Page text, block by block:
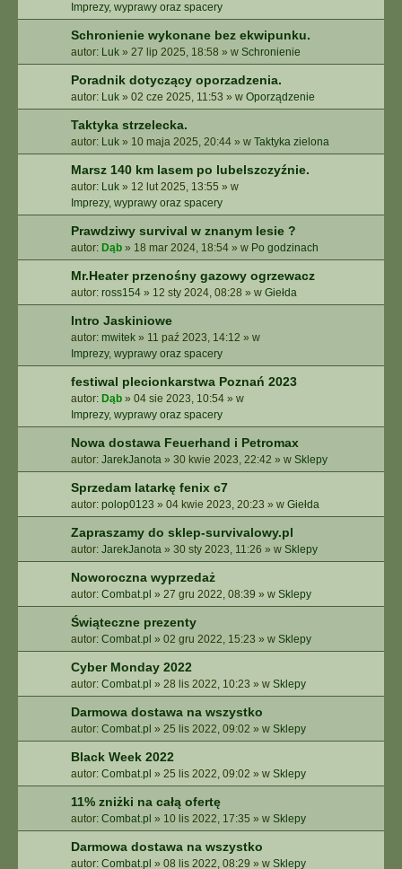
Z
W
Imprezy, wyprawy oraz spacery
Schronienie wykonane bez ekwipunku.
autor: Luk » 27 lip 2025, 18:58 » w Schronienie
Poradnik dotyczący oporzadzenia.
autor: Luk » 02 cze 2025, 11:53 » w Oporządzenie
Taktyka strzelecka.
autor: Luk » 10 maja 2025, 20:44 » w Taktyka zielona
Marsz 140 km lasem po lubelszczyźnie.
autor: Luk » 12 lut 2025, 13:55 » w
Imprezy, wyprawy oraz spacery
Prawdziwy survival w znanym lesie ?
autor: Dąb » 18 mar 2024, 18:54 » w Po godzinach
Mr.Heater przenośny gazowy ogrzewacz
autor: ross154 » 12 sty 2024, 08:28 » w Giełda
Intro Jaskiniowe
autor: mwitek » 11 paź 2023, 14:12 » w
Imprezy, wyprawy oraz spacery
festiwal plecionkarstwa Poznań 2023
autor: Dąb » 04 sie 2023, 10:54 » w
Imprezy, wyprawy oraz spacery
Nowa dostawa Feuerhand i Petromax
autor: JarekJanota » 30 kwie 2023, 22:42 » w Sklepy
Sprzedam latarkę fenix c7
autor: polop0123 » 04 kwie 2023, 20:23 » w Giełda
Zapraszamy do sklep-survivalowy.pl
autor: JarekJanota » 30 sty 2023, 11:26 » w Sklepy
Noworoczna wyprzedaż
autor: Combat.pl » 27 gru 2022, 08:39 » w Sklepy
Świąteczne prezenty
autor: Combat.pl » 02 gru 2022, 15:23 » w Sklepy
Cyber Monday 2022
autor: Combat.pl » 28 lis 2022, 10:23 » w Sklepy
Darmowa dostawa na wszystko
autor: Combat.pl » 25 lis 2022, 09:02 » w Sklepy
Black Week 2022
autor: Combat.pl » 25 lis 2022, 09:02 » w Sklepy
11% zniżki na całą ofertę
autor: Combat.pl » 10 lis 2022, 17:35 » w Sklepy
Darmowa dostawa na wszystko
autor: Combat.pl » 08 lis 2022, 08:29 » w Sklepy